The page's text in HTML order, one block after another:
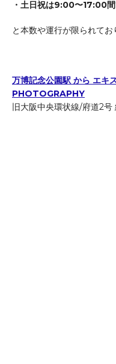
・土日祝は9:00〜17:00間
と本数や運行が限られてお
万博記念公園駅 から エキ
PHOTOGRAPHY
旧大阪中央環状線/府道2号